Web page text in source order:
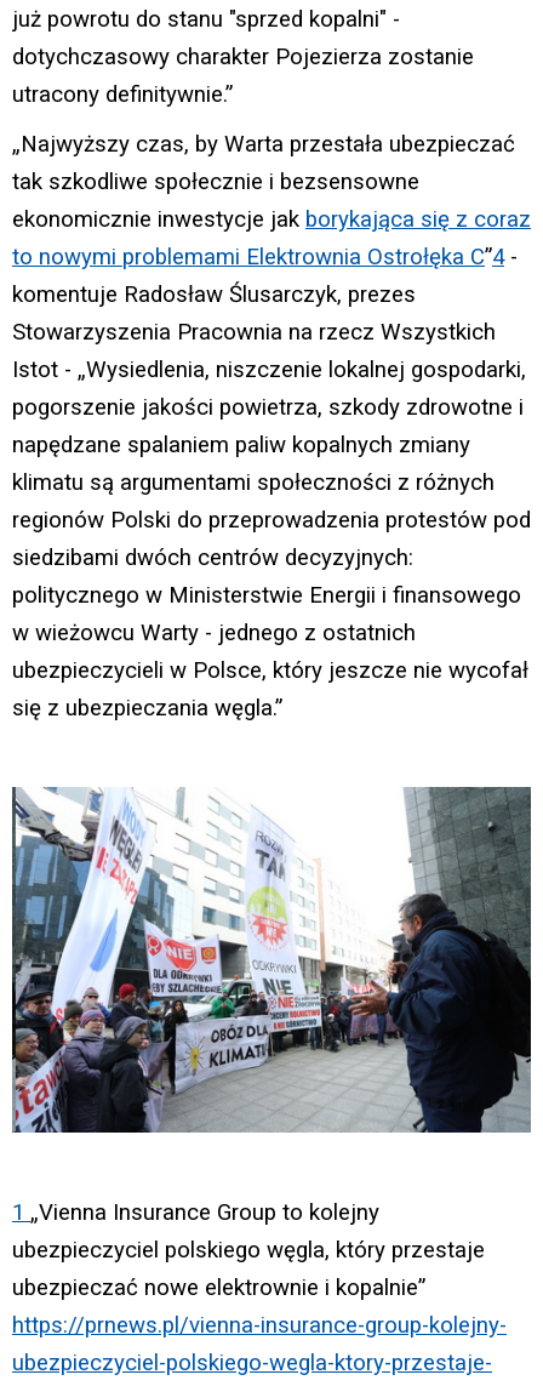
już powrotu do stanu "sprzed kopalni" -
dotychczasowy charakter Pojezierza zostanie
utracony definitywnie.”
„Najwyższy czas, by Warta przestała ubezpieczać
tak szkodliwe społecznie i bezsensowne
ekonomicznie inwestycje jak borykająca się z coraz
to nowymi problemami Elektrownia Ostrołęka C”4-
komentuje Radosław Ślusarczyk, prezes
Stowarzyszenia Pracownia na rzecz Wszystkich
Istot - „Wysiedlenia, niszczenie lokalnej gospodarki,
pogorszenie jakości powietrza, szkody zdrowotne i
napędzane spalaniem paliw kopalnych zmiany
klimatu są argumentami społeczności z różnych
regionów Polski do przeprowadzenia protestów pod
siedzibami dwóch centrów decyzyjnych:
politycznego w Ministerstwie Energii i finansowego
w wieżowcu Warty - jednego z ostatnich
ubezpieczycieli w Polsce, który jeszcze nie wycofał
się z ubezpieczania węgla.”
1 „Vienna Insurance Group to kolejny
ubezpieczyciel polskiego węgla, który przestaje
ubezpieczać nowe elektrownie i kopalnie”
https://prnews.pl/vienna-insurance-group-kolejny-
ubezpieczyciel-polskiego-wegla-ktory-przestaje-